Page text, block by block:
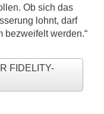
Ob sich das
lohnt, darf
bezweifelt werden.“
FIDELITY-